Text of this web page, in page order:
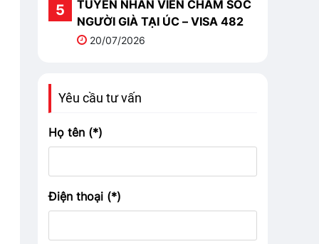
TUYỂN NHÂN VIÊN CHĂM SÓC
NGƯỜI GIÀ TẠI ÚC – VISA 482
20/07/2026
Yêu cầu tư vấn
Họ tên (*)
Điện thoại (*)